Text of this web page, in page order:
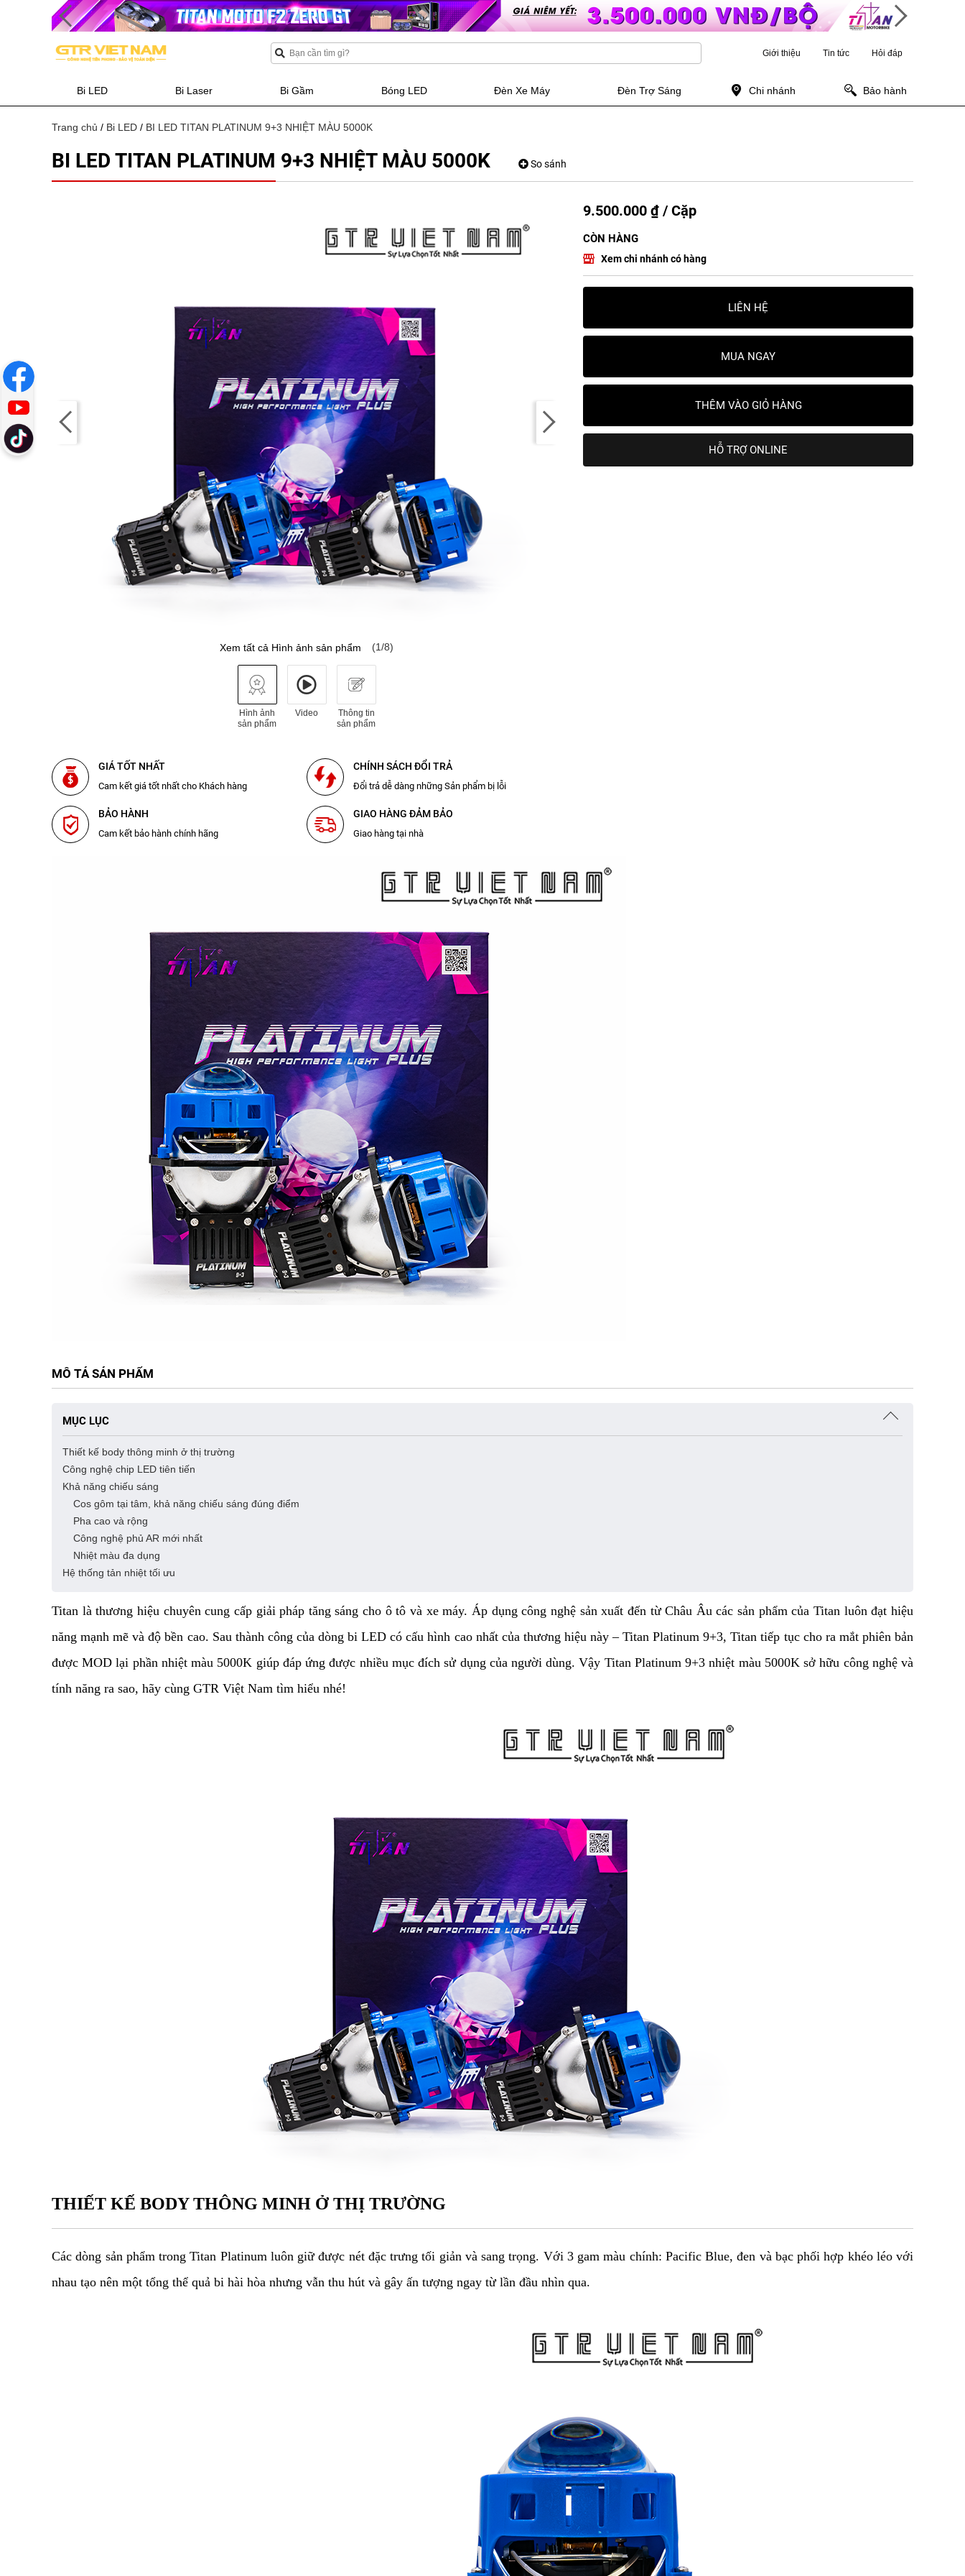
Giới thiệu Tin tức Hỏi đáp
Bi LED Bi Laser Bi Gầm Bóng LED Đèn Xe Máy Đèn Trợ Sáng Chi nhánh Bảo hành
Trang chủ / Bi LED / BI LED TITAN PLATINUM 9+3 NHIỆT MÀU 5000K
BI LED TITAN PLATINUM 9+3 NHIỆT MÀU 5000K So sánh
Xem tất cả Hình ảnh sản phẩm (1/8)
Hình ảnh
sản phẩm
Video
Thông tin
sản phẩm
GIÁ TỐT NHẤT
Cam kết giá tốt nhất cho Khách hàng
CHÍNH SÁCH ĐỔI TRẢ
Đổi trả dễ dàng những Sản phẩm bị lỗi
BẢO HÀNH
Cam kết bảo hành chính hãng
GIAO HÀNG ĐẢM BẢO
Giao hàng tại nhà
9.500.000 ₫ / Cặp
CÒN HÀNG
Xem chi nhánh có hàng
LIÊN HỆ
MUA NGAY
THÊM VÀO GIỎ HÀNG
HỖ TRỢ ONLINE
MÔ TẢ SẢN PHẨM
MỤC LỤC
Thiết kế body thông minh ở thị trường
Công nghệ chip LED tiên tiến
Khả năng chiếu sáng
Cos gôm tại tâm, khả năng chiếu sáng đúng điểm
Pha cao và rộng
Công nghệ phủ AR mới nhất
Nhiệt màu đa dụng
Hệ thống tản nhiệt tối ưu
Titan là thương hiệu chuyên cung cấp giải pháp tăng sáng cho ô tô và xe máy. Áp dụng công nghệ sản xuất đến từ Châu Âu các sản phẩm của Titan luôn đạt hiệu
năng mạnh mẽ và độ bền cao. Sau thành công của dòng bi LED có cấu hình cao nhất của thương hiệu này – Titan Platinum 9+3, Titan tiếp tục cho ra mắt phiên bản
được MOD lại phần nhiệt màu 5000K giúp đáp ứng được nhiều mục đích sử dụng của người dùng. Vậy Titan Platinum 9+3 nhiệt màu 5000K sở hữu công nghệ và
tính năng ra sao, hãy cùng GTR Việt Nam tìm hiểu nhé!
THIẾT KẾ BODY THÔNG MINH Ở THỊ TRƯỜNG
Các dòng sản phẩm trong Titan Platinum luôn giữ được nét đặc trưng tối giản và sang trọng. Với 3 gam màu chính: Pacific Blue, đen và bạc phối hợp khéo léo với
nhau tạo nên một tổng thể quả bi hài hòa nhưng vẫn thu hút và gây ấn tượng ngay từ lần đầu nhìn qua.